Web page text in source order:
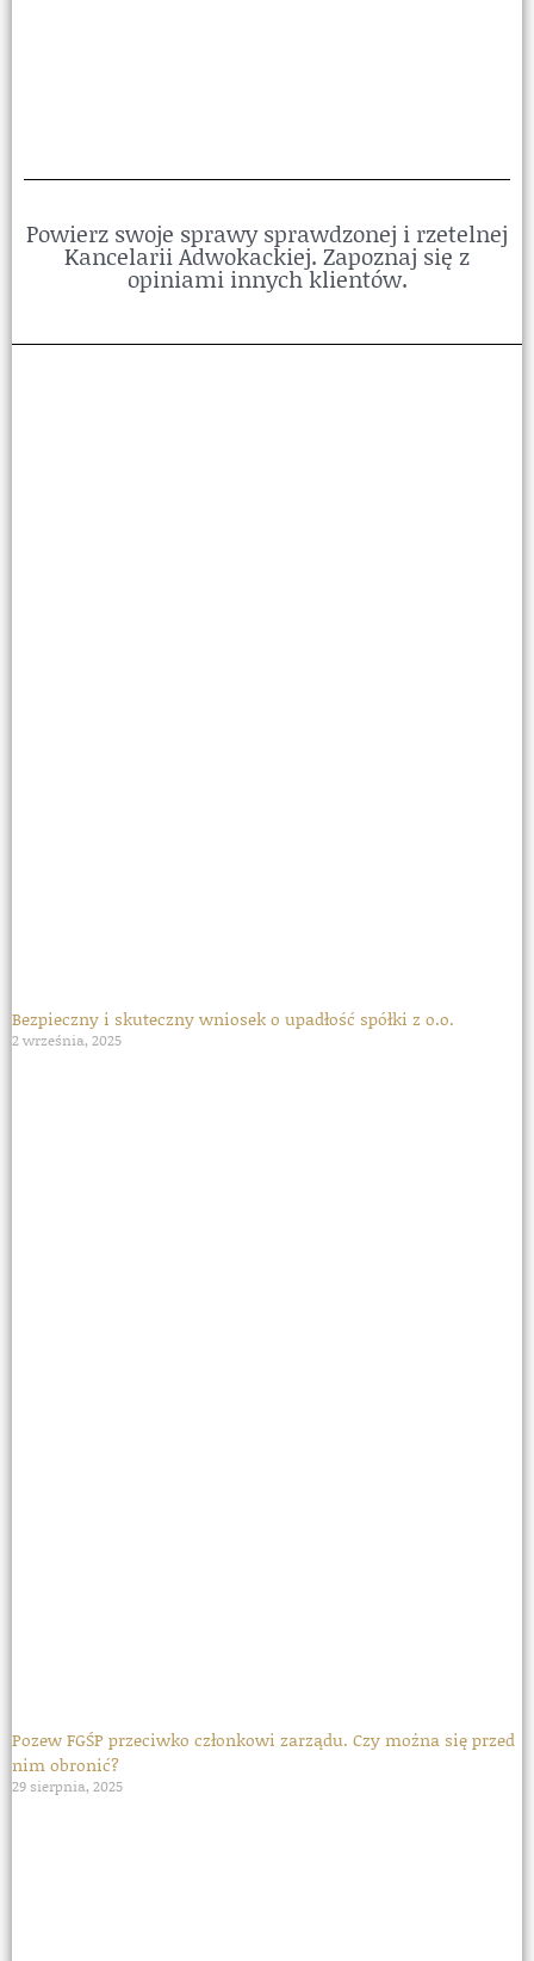
Powierz swoje sprawy sprawdzonej i rzetelnej
Kancelarii Adwokackiej. Zapoznaj się z
opiniami innych klientów.
Bezpieczny i skuteczny wniosek o upadłość spółki z o.o.
2 września, 2025
Pozew FGŚP przeciwko członkowi zarządu. Czy można się przed
nim obronić?
29 sierpnia, 2025